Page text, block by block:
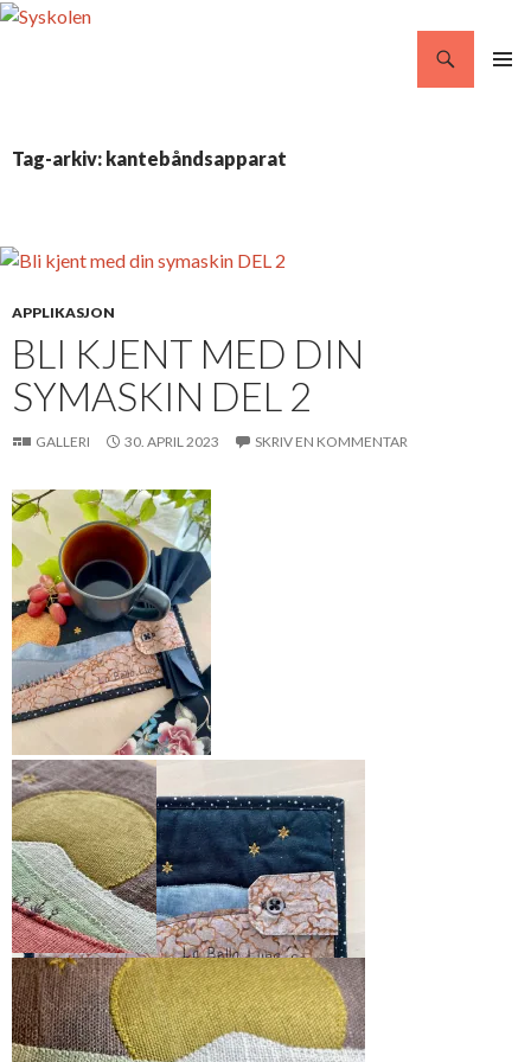
Tag-arkiv: kantebåndsapparat
APPLIKASJON
BLI KJENT MED DIN
SYMASKIN DEL 2
GALLERI 30. APRIL 2023 SKRIV EN KOMMENTAR
En deilig kopp kaffe og
frukt gir masser av
energi i den kreative
prosessen
Sy en mugrug og lær mer om din nye
Mugruggen
består av et
landskap som er
applikert i